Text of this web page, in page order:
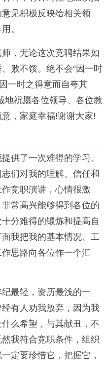
见积极反映给相关领
。
，无论这次竞聘结果如
败不馁。绝不会“因一时
一时之得意而自夸其
地祝愿各位领导、各位教
，家庭幸福!谢谢大家!
供了一次难得的学习、
们对我的理解、信任和
竞职演讲，心情很激
常高兴能够得到各位的
分难得的锻炼和提高自
我把我的基本情况、工
思路向各位作一个汇
最轻，资历最浅的一
有人劝我放弃，因为我
么希望，与其献丑，不
我符合竞职条件，组织
定要珍惜它，把握它，